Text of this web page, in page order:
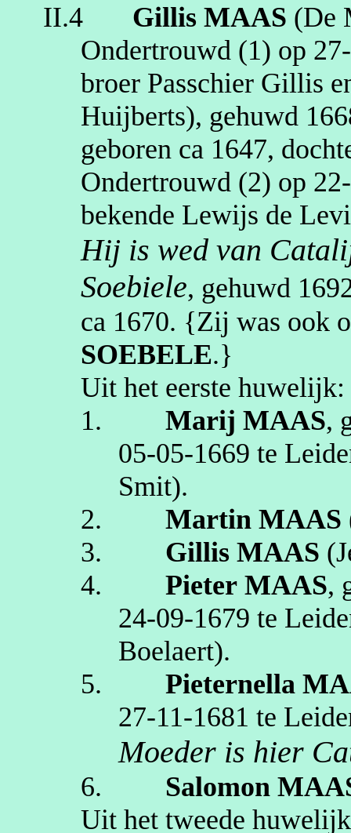
II.4 Gillis MAAS (De
Ondertrouwd (1) op
broer Passchier Gillis
Huijberts), gehuwd
geboren ca 1647,
Ondertrouwd (2) op
bekende Lewijs de
Hij is wed van
Soebiele, gehuwd
ca 1670. {Zij was ook
SOEBELE.}
Uit het eerste huwelijk:
1.
Marij MAAS,
05‑05‑1669 te
Smit).
2.
Martin MAAS
3.
Gillis MAAS
4.
Pieter MAAS,
24‑09‑1679 te
Boelaert).
5.
Pieternella
27‑11‑1681 te
Moeder is hier
6. Salomon
Uit het tweede